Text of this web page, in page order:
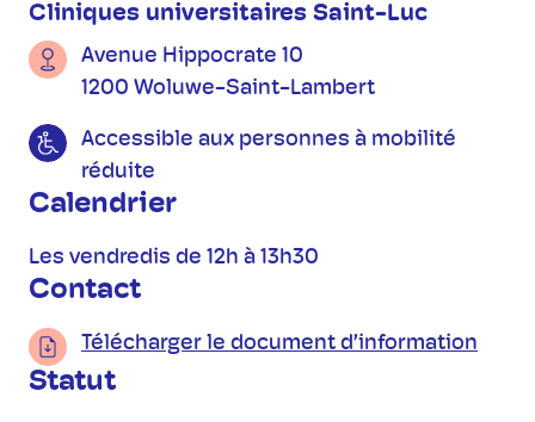
Cliniques universitaires Saint-Luc
Avenue Hippocrate 10
1200 Woluwe-Saint-Lambert
Accessible aux personnes à mobilité
réduite
Calendrier
Les vendredis de 12h à 13h30
Contact
Télécharger le document d’information
Statut